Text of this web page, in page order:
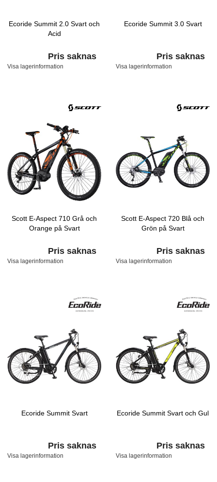
Ecoride Summit 2.0 Svart och
Acid
Pris saknas
Visa lagerinformation
Ecoride Summit 3.0 Svart
Pris saknas
Visa lagerinformation
Scott E-Aspect 710 Grå och
Orange på Svart
Pris saknas
Visa lagerinformation
Scott E-Aspect 720 Blå och
Grön på Svart
Pris saknas
Visa lagerinformation
Ecoride Summit Svart
Pris saknas
Visa lagerinformation
Ecoride Summit Svart och Gul
Pris saknas
Visa lagerinformation